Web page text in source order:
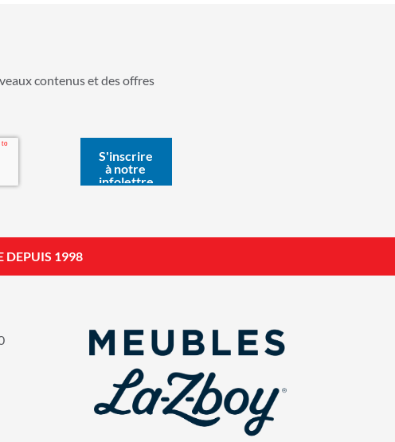
contenus et des offres
DEPUIS 1998